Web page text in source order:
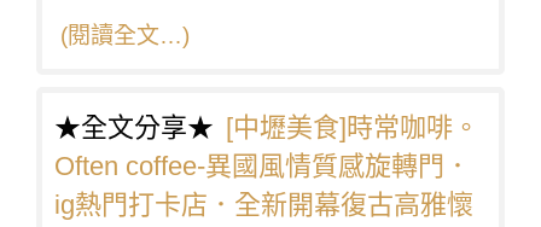
(閱讀全文…)
★全文分享★ [中壢美食]時常咖啡。
Often coffee-異國風情質感旋轉門．
ig熱門打卡店．全新開幕復古高雅懷